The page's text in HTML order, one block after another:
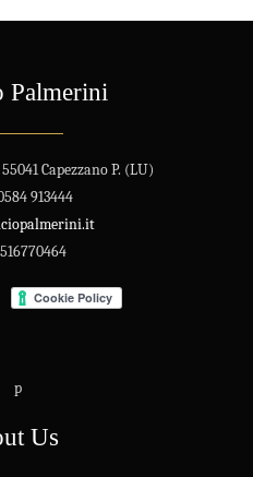
Palmerini
Capezzano P. (LU)
913444
Us